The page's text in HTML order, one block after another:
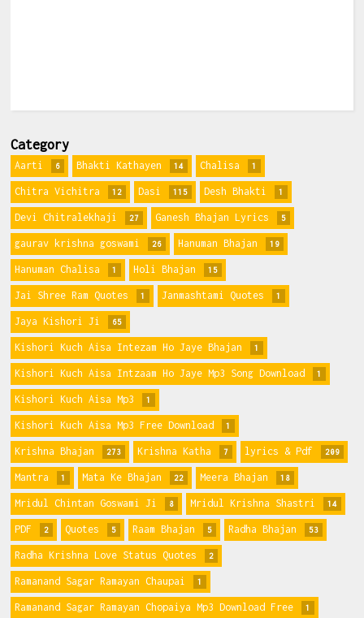
Category
Aarti 6 Bhakti Kathayen 14 Chalisa 1
Chitra Vichitra 12 Dasi 115 Desh Bhakti 1
Devi Chitralekhaji 27 Ganesh Bhajan Lyrics 5
gaurav krishna goswami 26 Hanuman Bhajan 19
Hanuman Chalisa 1 Holi Bhajan 15
Jai Shree Ram Quotes 1 Janmashtami Quotes 1
Jaya Kishori Ji 65
Kishori Kuch Aisa Intezam Ho Jaye Bhajan 1
Kishori Kuch Aisa Intzaam Ho Jaye Mp3 Song Download 1
Kishori Kuch Aisa Mp3 1
Kishori Kuch Aisa Mp3 Free Download 1
Krishna Bhajan 273 Krishna Katha 7 lyrics & Pdf 209
Mantra 1 Mata Ke Bhajan 22 Meera Bhajan 18
Mridul Chintan Goswami Ji 8 Mridul Krishna Shastri 14
PDF 2 Quotes 5 Raam Bhajan 5 Radha Bhajan 53
Radha Krishna Love Status Quotes 2
Ramanand Sagar Ramayan Chaupai 1
Ramanand Sagar Ramayan Chopaiya Mp3 Download Free 1